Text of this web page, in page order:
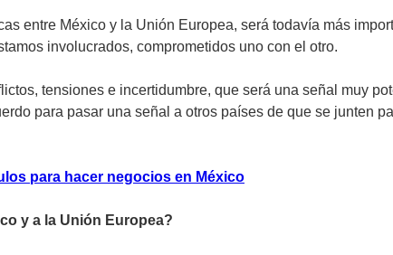
entre México y la Unión Europea, será todavía más
involucrados, comprometidos uno con el otro.
tensiones e incertidumbre, que será una señal muy
para pasar una señal a otros países de que se junten
para hacer negocios en México
y a la Unión Europea?